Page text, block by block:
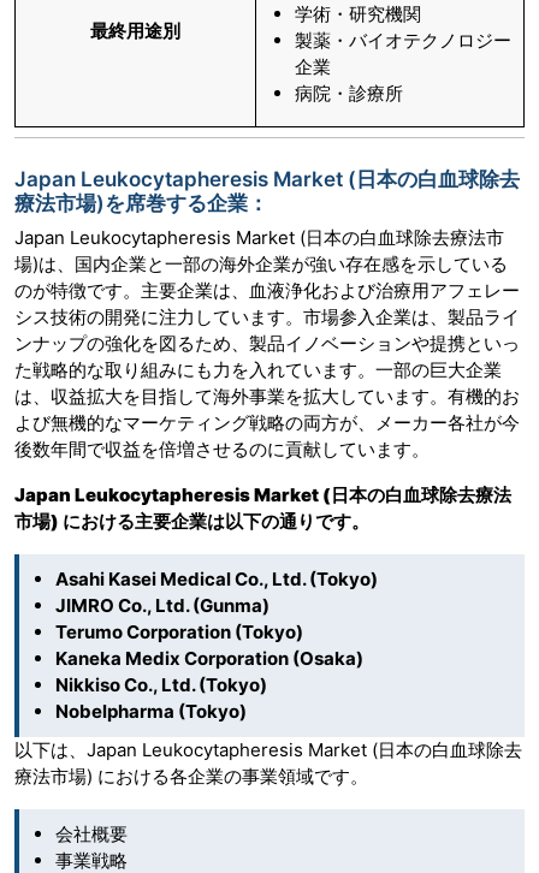
最終用途別
学術・研究機関
製薬・バイオテクノロジー
企業
病院・診療所
Japan Leukocytapheresis Market (日本の白血球除去
療法市場)を席巻する企業：
Japan Leukocytapheresis Market (日本の白血球除去療法市
場)は、国内企業と一部の海外企業が強い存在感を示している
のが特徴です。主要企業は、血液浄化および治療用アフェレー
シス技術の開発に注力しています。市場参入企業は、製品ライ
ンナップの強化を図るため、製品イノベーションや提携といっ
た戦略的な取り組みにも力を入れています。一部の巨大企業
は、収益拡大を目指して海外事業を拡大しています。有機的お
よび無機的なマーケティング戦略の両方が、メーカー各社が今
後数年間で収益を倍増させるのに貢献しています。
Japan Leukocytapheresis Market (日本の白血球除去療法
市場) における主要企業は以下の通りです。
Asahi Kasei Medical Co., Ltd. (Tokyo)
JIMRO Co., Ltd. (Gunma)
Terumo Corporation (Tokyo)
Kaneka Medix Corporation (Osaka)
Nikkiso Co., Ltd. (Tokyo)
Nobelpharma (Tokyo)
以下は、Japan Leukocytapheresis Market (日本の白血球除去
療法市場) における各企業の事業領域です。
会社概要
事業戦略